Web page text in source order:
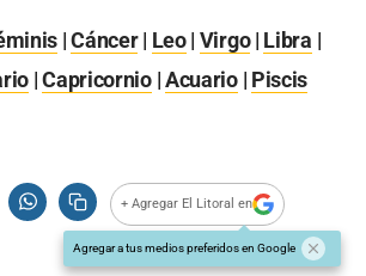
|Cáncer| Leo| Virgo| Libra |
|Capricornio|Acuario| Piscis
+ Agregar El Litoral en
Agregar a tus medios preferidos en Google